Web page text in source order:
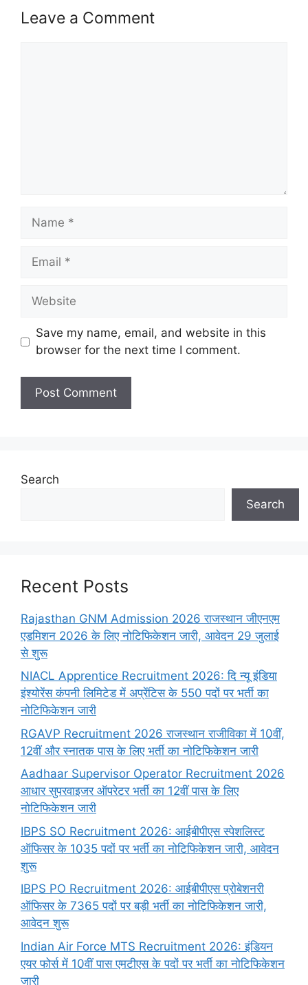
Leave a Comment
Name
Email
Website
Save my name, email, and website in this
browser for the next time I comment.
Search
Search
Recent Posts
Rajasthan GNM Admission 2026 राजस्थान जीएनएम
एडमिशन 2026 के लिए नोटिफिकेशन जारी, आवेदन 29 जुलाई
से शुरू
NIACL Apprentice Recruitment 2026: दि न्यू इंडिया
इंश्योरेंस कंपनी लिमिटेड में अप्रेंटिस के 550 पदों पर भर्ती का
नोटिफिकेशन जारी
RGAVP Recruitment 2026 राजस्थान राजीविका में 10वीं,
12वीं और स्नातक पास के लिए भर्ती का नोटिफिकेशन जारी
Aadhaar Supervisor Operator Recruitment 2026
आधार सुपरवाइजर ऑपरेटर भर्ती का 12वीं पास के लिए
नोटिफिकेशन जारी
IBPS SO Recruitment 2026: आईबीपीएस स्पेशलिस्ट
ऑफिसर के 1035 पदों पर भर्ती का नोटिफिकेशन जारी, आवेदन
शुरू
IBPS PO Recruitment 2026: आईबीपीएस प्रोबेशनरी
ऑफिसर के 7365 पदों पर बड़ी भर्ती का नोटिफिकेशन जारी,
आवेदन शुरू
Indian Air Force MTS Recruitment 2026: इंडियन
एयर फोर्स में 10वीं पास एमटीएस के पदों पर भर्ती का नोटिफिकेशन
जारी